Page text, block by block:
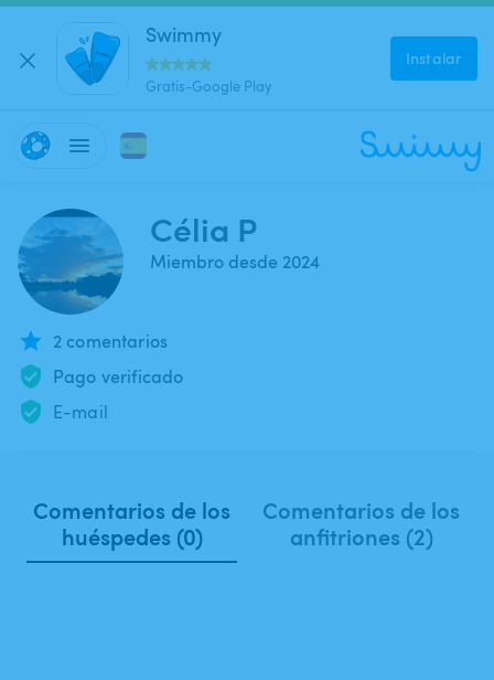
Swimmy
Gratis-Google Play
Instalar
Célia P
Miembro desde 2024
2 comentarios
Pago verificado
E-mail
Comentarios de los
huéspedes (0)
Comentarios de los
anfitriones (2)